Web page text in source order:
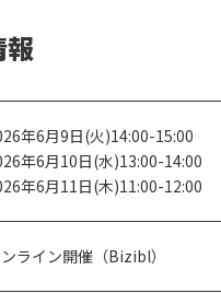
年6月9日(火)14:00-15:00
年6月10日(水)13:00-14:00
年6月11日(木)11:00-12:00
ライン開催（Bizibl）